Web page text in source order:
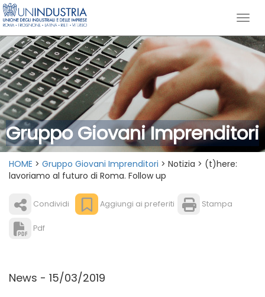
Gruppo Giovani Imprenditori
HOME > Gruppo Giovani Imprenditori > Notizia > (t)here:
lavoriamo al futuro di Roma. Follow up
Condividi Aggiungi ai preferiti Stampa
Pdf
News - 15/03/2019